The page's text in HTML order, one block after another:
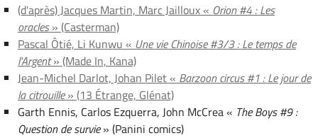
(d'après) Jacques Martin, Marc Jailloux « Orion #4 : Les
oracles» (Casterman)
Pascal Ôtié, Li Kunwu « Une vie Chinoise #3/3 : Le temps de
l'Argent» (Made In, Kana)
Jean-Michel Darlot, Johan Pilet « Barzoon circus #1 : Le jour de
la citrouille» (13 Étrange, Glénat)
Garth Ennis, Carlos Ezquerra, John McCrea « The Boys #9 :
Question de survie» (Panini comics)